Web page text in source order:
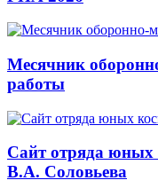
Месячник
работы
Сайт отряда
В.А. Соловьева